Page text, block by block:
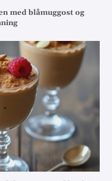
med blåmuggost og